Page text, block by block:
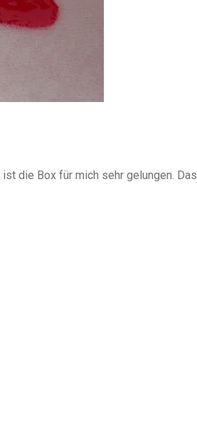
die Box für mich sehr gelungen. Das